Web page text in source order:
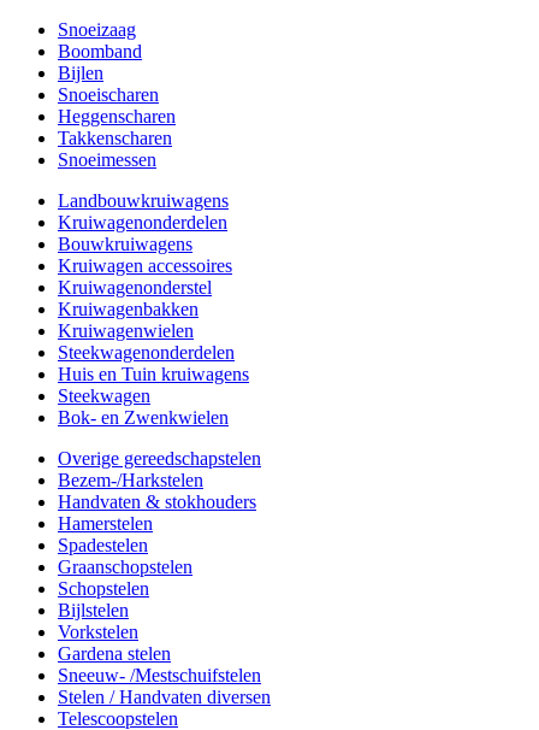
Snoeizaag
Boomband
Bijlen
Snoeischaren
Heggenscharen
Takkenscharen
Snoeimessen
Landbouwkruiwagens
Kruiwagenonderdelen
Bouwkruiwagens
Kruiwagen accessoires
Kruiwagenonderstel
Kruiwagenbakken
Kruiwagenwielen
Steekwagenonderdelen
Huis en Tuin kruiwagens
Steekwagen
Bok- en Zwenkwielen
Overige gereedschapstelen
Bezem-/Harkstelen
Handvaten & stokhouders
Hamerstelen
Spadestelen
Graanschopstelen
Schopstelen
Bijlstelen
Vorkstelen
Gardena stelen
Sneeuw- /Mestschuifstelen
Stelen / Handvaten diversen
Telescoopstelen